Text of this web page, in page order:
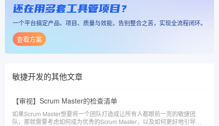
还在用多套工具管项目？
一个平台搞定产品、项目、质量与效能，告别整合之苦，实现全流程闭环。
查看方案
敏捷开发的其他文章
【审视】Scrum Master的检查清单
如果Scrum Master想要将一个团队打造成让所有人都眼前一亮的敏捷团
队，那就需要考虑如何成为优秀的Scrum Master，以及如何更好地引导团